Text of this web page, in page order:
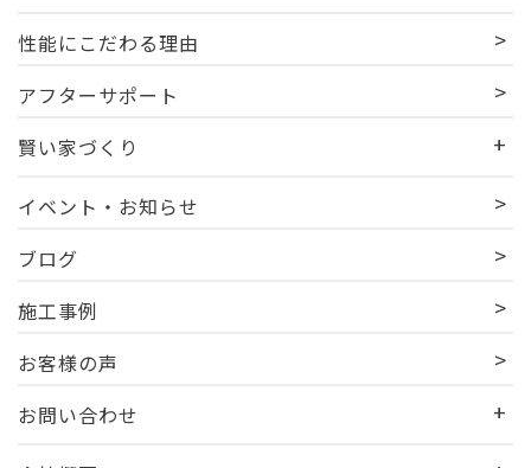
性能にこだわる理由
アフターサポート
賢い家づくり
イベント・お知らせ
ブログ
施工事例
お客様の声
お問い合わせ